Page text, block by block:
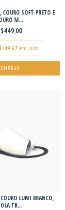
COURO SOFT PRETO E
M...
sem juros
LUMI BRANCO,
TR...